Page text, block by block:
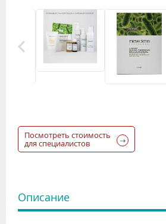
Посмотреть стоимость
для специалистов
Описание